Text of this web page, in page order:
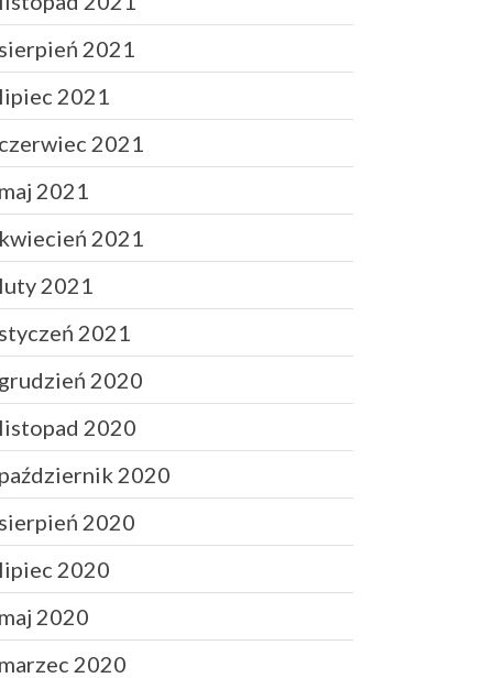
lipiec 2019
wrzesień 2018
maj 2018
Finanse
Żywienie
sierpień 2021
lipiec 2021
czerwiec 2021
maj 2021
kwiecień 2021
luty 2021
styczeń 2021
grudzień 2020
listopad 2020
październik 2020
sierpień 2020
lipiec 2020
maj 2020
marzec 2020